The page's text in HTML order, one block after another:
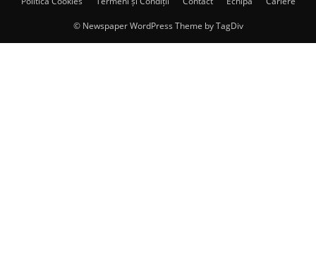
© Newspaper WordPress Theme by TagDiv